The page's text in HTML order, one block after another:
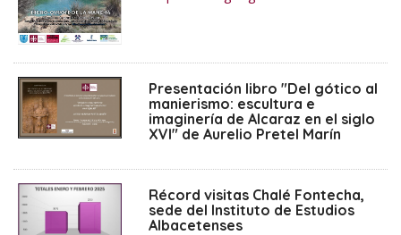
Presentación libro "Del gótico al
manierismo: escultura e
imaginería de Alcaraz en el siglo
XVI" de Aurelio Pretel Marín
Récord visitas Chalé Fontecha,
sede del Instituto de Estudios
Albacetenses